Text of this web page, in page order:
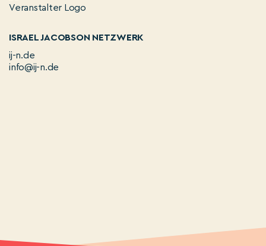
ISRAEL JACOBSON NETZWERK
ij-n.de
info@ij-n.de